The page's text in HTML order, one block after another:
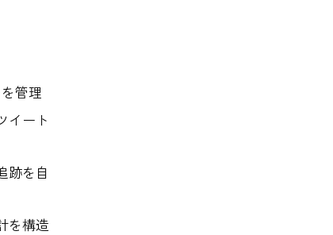
管理
イート
跡を自
を構造